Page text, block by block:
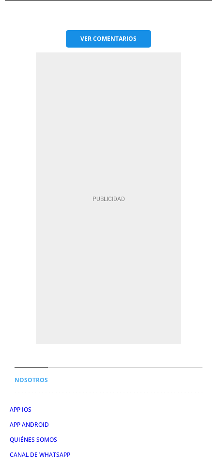
VERCOMENTARIOS
NOSOTROS
APP IOS
APP ANDROID
QUIÉNES SOMOS
CANAL DE WHATSAPP